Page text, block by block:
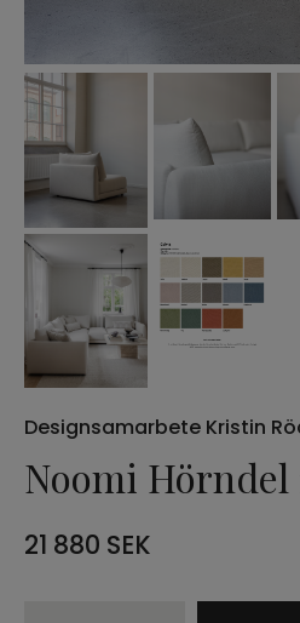
Designsamarbete Kristin
Noomi Hörndel
21 880 SEK